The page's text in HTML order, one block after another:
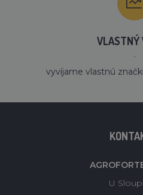
VLASTNÝ
´
vyvíjame vlastnú
U